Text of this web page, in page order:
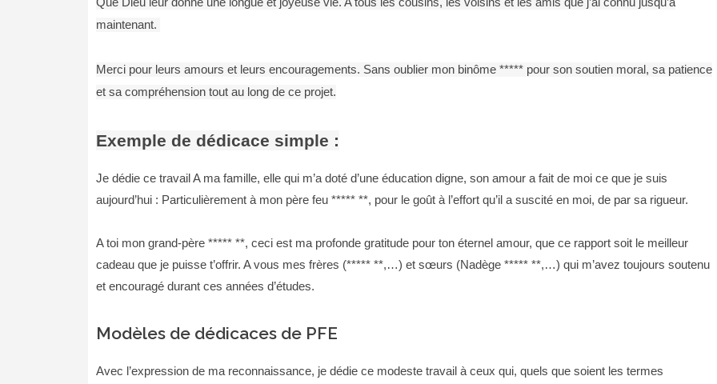
maintenant.
Merci pour leurs amours et leurs encouragements. Sans oublier mon binôme ***** pour son soutien moral, sa patience
et sa compréhension tout au long de ce projet.
Exemple de dédicace simple :
Je dédie ce travail A ma famille, elle qui m’a doté d’une éducation digne, son amour a fait de moi ce que je suis
aujourd’hui : Particulièrement à mon père feu ***** **, pour le goût à l’effort qu’il a suscité en moi, de par sa rigueur.
A toi mon grand-père ***** **, ceci est ma profonde gratitude pour ton éternel amour, que ce rapport soit le meilleur
cadeau que je puisse t’offrir. A vous mes frères (***** **,…) et sœurs (Nadège ***** **,…) qui m’avez toujours soutenu
et encouragé durant ces années d’études.
Modèles de dédicaces de PFE
Avec l’expression de ma reconnaissance, je dédie ce modeste travail à ceux qui, quels que soient les termes